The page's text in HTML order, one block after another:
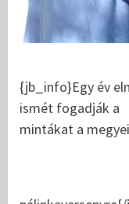
{jb_info}Egy év
ismét fogadják a
mintákat a megyei